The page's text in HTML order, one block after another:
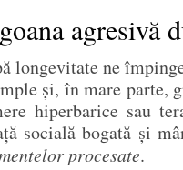
agresivă
longevitate ne
și, în mare parte,
hiperbarice sau
socială bogată și
procesate.